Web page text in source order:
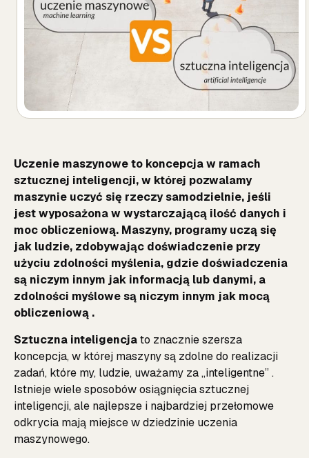
Uczenie maszynowe to koncepcja w ramach
sztucznej inteligencji, w której pozwalamy
maszynie uczyć się rzeczy samodzielnie, jeśli
jest wyposażona w wystarczającą ilość danych i
moc obliczeniową. Maszyny, programy uczą się
jak ludzie, zdobywając doświadczenie przy
użyciu zdolności myślenia, gdzie doświadczenia
są niczym innym jak informacją lub danymi, a
zdolności myślowe są niczym innym jak mocą
obliczeniową .
Sztuczna inteligencjato znacznie szersza
koncepcja, w której maszyny są zdolne do realizacji
zadań, które my, ludzie, uważamy za „inteligentne” .
Istnieje wiele sposobów osiągnięcia sztucznej
inteligencji, ale najlepsze i najbardziej przełomowe
odkrycia mają miejsce w dziedzinie uczenia
maszynowego.